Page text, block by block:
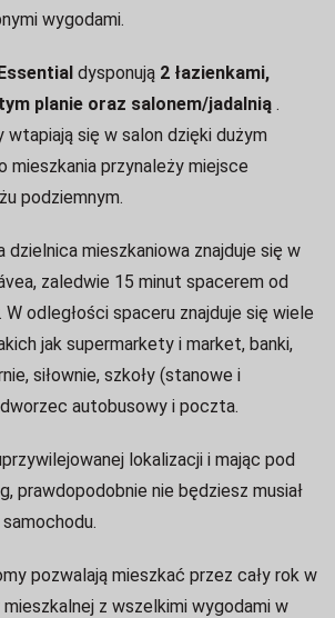
wygodami.
dysponują 2 łazienkami,
planie oraz salonem/jadalnią .
się w salon dzięki dużym
mieszkania przynależy miejsce
podziemnym.
dzielnica mieszkaniowa znajduje się w
zaledwie 15 minut spacerem od
W odległości spaceru znajduje się wiele
jak supermarkety i market, banki,
siłownie, szkoły (stanowe i
autobusowy i poczta.
lokalizacji i mając pod
prawdopodobnie nie będziesz musiał
pozwalają mieszkać przez cały rok w
z wszelkimi wygodami w